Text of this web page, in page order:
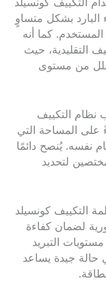
التكييف كونسيلد
البارد بشكل متساوٍ
كما أنه
التقليدية، حيث
من مستوى
نظام التكييف
على المساحة التي
نفسه. يُنصح دائمًا
لتحديد
التكييف كونسيلد
لضمان كفاءة
التبريد
حالة جيدة يساعد